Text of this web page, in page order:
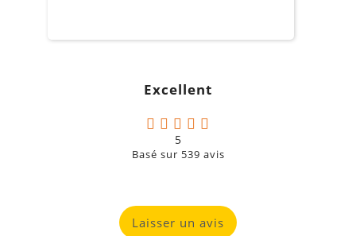
Excellent
5
Basé sur 539 avis
Laisser un avis